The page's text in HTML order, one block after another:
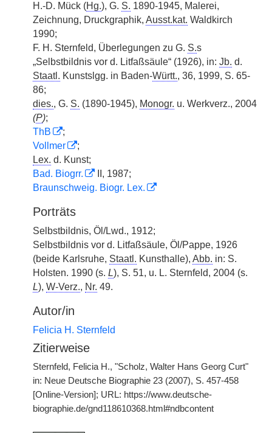
H.-D. Mück (Hg.), G. S. 1890-1945, Malerei,
Zeichnung, Druckgraphik, Ausst.kat. Waldkirch
1990;
F. H. Sternfeld, Überlegungen zu G. S.s
„Selbstbildnis vor d. Litfaßsäule“ (1926), in: Jb. d.
Staatl. Kunstslgg. in Baden-Württ., 36, 1999, S. 65-
86;
dies., G. S. (1890-1945), Monogr. u. Werkverz., 2004
(P);
ThB
;
Vollmer
;
Lex. d. Kunst;
Bad. Biogrr.
II, 1987;
Braunschweig. Biogr. Lex.
Porträts
Selbstbildnis, Öl/Lwd., 1912;
Selbstbildnis vor d. Litfaßsäule, Öl/Pappe, 1926
(beide Karlsruhe, Staatl. Kunsthalle), Abb. in: S.
Holsten. 1990 (s. L), S. 51, u. L. Sternfeld, 2004 (s.
L), W-Verz., Nr. 49.
Autor/in
Felicia H. Sternfeld
Zitierweise
Sternfeld, Felicia H., "Scholz, Walter Hans Georg Curt"
in: Neue Deutsche Biographie 23 (2007), S. 457-458
[Online-Version]; URL: https://www.deutsche-
biographie.de/gnd118610368.html#ndbcontent